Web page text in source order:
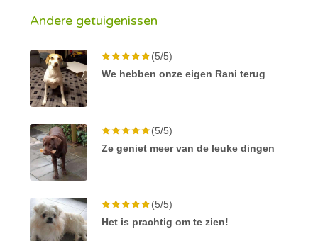
Andere getuigenissen
(5/5)
We hebben onze eigen Rani terug
(5/5)
Ze geniet meer van de leuke dingen
(5/5)
Het is prachtig om te zien!